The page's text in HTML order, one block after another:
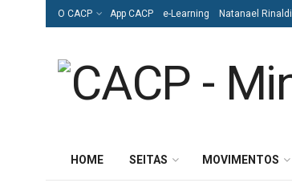
O CACP App CACP e-Learning Natanael Rinaldi
HOME SEITAS MOVIMENTOS